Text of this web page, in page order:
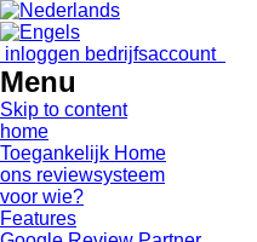
inloggen bedrijfsaccount
Menu
Skip to content
home
Toegankelijk Home
ons reviewsysteem
voor wie?
Features